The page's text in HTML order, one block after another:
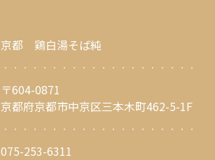
京都 鶏白湯そば純
〒604-0871
京都府京都市中京区三本木町462-5-1F
075-253-6311